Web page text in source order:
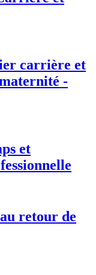
carrière et
-
et
retour de